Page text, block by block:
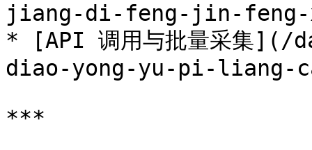
jiang-di-feng-jin-feng-
* [API 调用与批量采
diao-yong-yu-pi-liang-
***